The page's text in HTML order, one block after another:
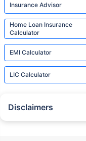
Insurance Advisor
Home Loan Insurance
Calculator
EMI Calculator
LIC Calculator
Disclaimers